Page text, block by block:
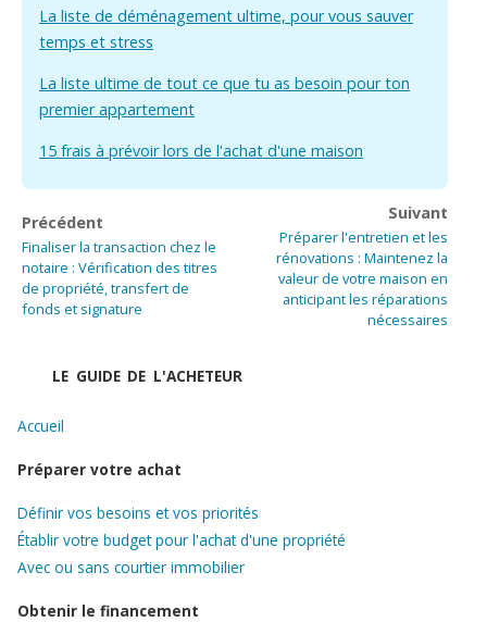
La liste de déménagement ultime, pour vous sauver
temps et stress
La liste ultime de tout ce que tu as besoin pour ton
premier appartement
15 frais à prévoir lors de l'achat d'une maison
Précédent
Finaliser la transaction chez le
notaire : Vérification des titres
de propriété, transfert de
fonds et signature
Suivant
Préparer l'entretien et les
rénovations : Maintenez la
valeur de votre maison en
anticipant les réparations
nécessaires
LE GUIDE DE L'ACHETEUR
Accueil
Préparer votre achat
Définir vos besoins et vos priorités
Établir votre budget pour l'achat d'une propriété
Avec ou sans courtier immobilier
Obtenir le financement